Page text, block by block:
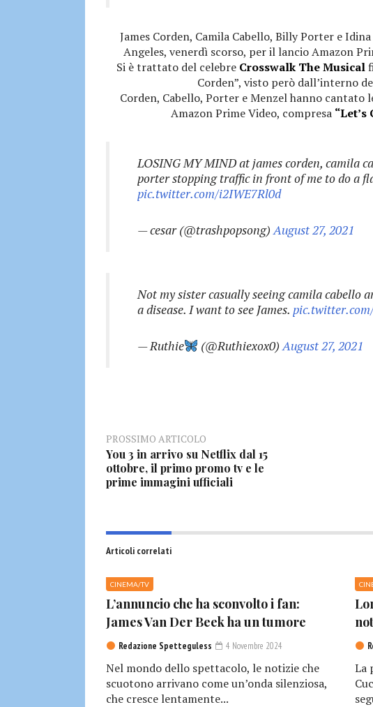
James Corden, Camila Cabello, Billy Porter e
Angeles, venerdì scorso, per il lancio Amazon
Si è trattato del celebre Crosswalk The Musical
Corden”, visto però dall’interno
Corden, Cabello, Porter e Menzel hanno
Amazon Prime Video, compresa “Let’s
LOSING MY MIND at james corden, camila
porter stopping traffic in front of me to do a
pic.twitter.com/i2IWE7Rl0d
— cesar (@trashpopsong)August 27, 2021
Not my sister casually seeing camila cabello
a disease. I want to see James.
— Ruthie (@Ruthiexox0)August 27, 2021
PROSSIMO ARTICOLO
You 3 in arrivo su Netflix dal 15
ottobre, il primo promo tv e le
prime immagini ufficiali
Articoli correlati
CINEMA/TV
L’annuncio che ha sconvolto i fan:
James Van Der Beek ha un tumore
Redazione Spetteguless 4 Novembre 2024
Nel mondo dello spettacolo, le notizie che
scuotono arrivano come un’onda silenziosa,
che cresce lentamente...
La